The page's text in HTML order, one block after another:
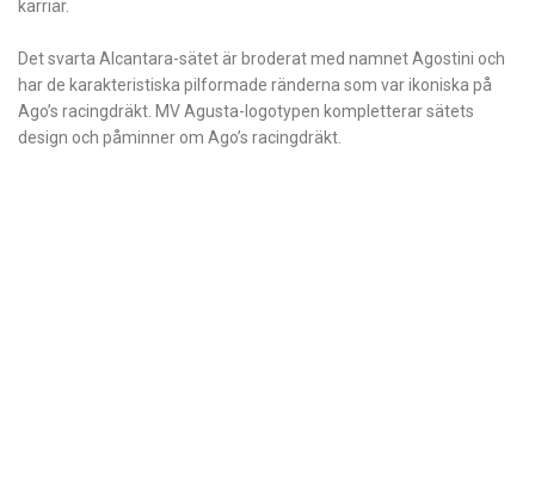
karriär.
Det svarta Alcantara-sätet är broderat med namnet Agostini och
har de karakteristiska pilformade ränderna som var ikoniska på
Ago’s racingdräkt. MV Agusta-logotypen kompletterar sätets
design och påminner om Ago’s racingdräkt.